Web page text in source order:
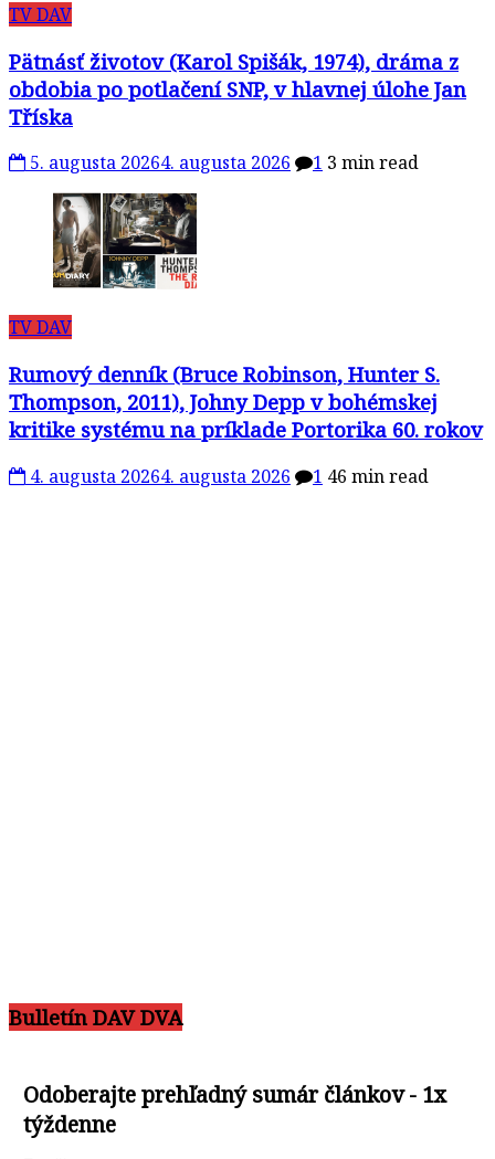
TV DAV
Pätnásť životov (Karol Spišák, 1974), dráma z
obdobia po potlačení SNP, v hlavnej úlohe Jan
Tříska
5. augusta 20264. augusta 2026 1 3 min read
TV DAV
Rumový denník (Bruce Robinson, Hunter S.
Thompson, 2011), Johny Depp v bohémskej
kritike systému na príklade Portorika 60. rokov
4. augusta 20264. augusta 2026 1 46 min read
Bulletín DAV DVA
Odoberajte prehľadný sumár článkov - 1x
týždenne